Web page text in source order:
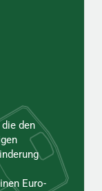
den
Euro-